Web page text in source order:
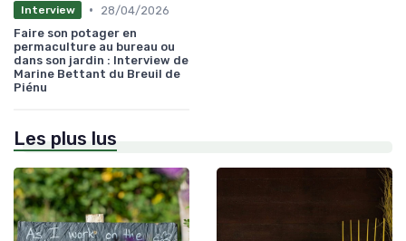
Interview •
28/04/2026
Faire son potager en
permaculture au bureau ou
dans son jardin : Interview de
Marine Bettant du Breuil de
Piénu
Les plus lus